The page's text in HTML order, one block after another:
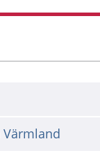
Värmland